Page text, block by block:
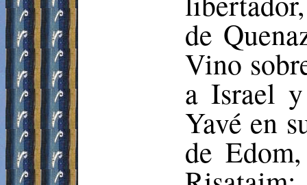
de
Vino
a Israel
Yavé en
deEdom